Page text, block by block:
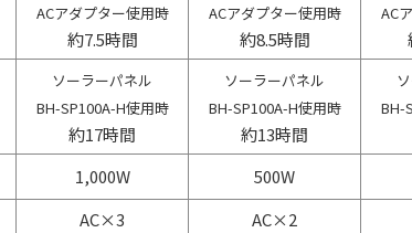
ACアダプター使用時
約7.5時間
ACアダプター使用時
約8.5時間
AC
ソーラーパネル
BH-SP100A-H使用時
約17時間
ソーラーパネル
BH-SP100A-H使用時
約13時間
BH-
1,000W 500W
AC×3
AC×2